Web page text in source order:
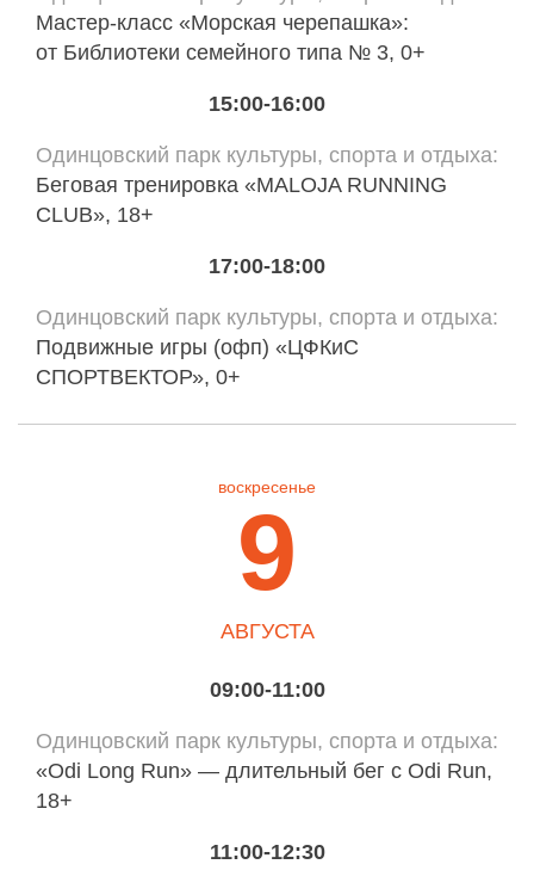
Мастер-класс «Морская черепашка»:
от Библиотеки семейного типа № 3, 0+
15:00-16:00
Одинцовский парк культуры, спорта и отдыха
Беговая тренировка «MALOJA RUNNING
CLUB», 18+
17:00-18:00
Одинцовский парк культуры, спорта и отдыха
Подвижные игры (офп) «ЦФКиС
СПОРТВЕКТОР», 0+
воскресенье
9
АВГУСТА
09:00-11:00
Одинцовский парк культуры, спорта и отдыха
«Odi Long Run» — длительный бег с Odi Run,
18+
11:00-12:30